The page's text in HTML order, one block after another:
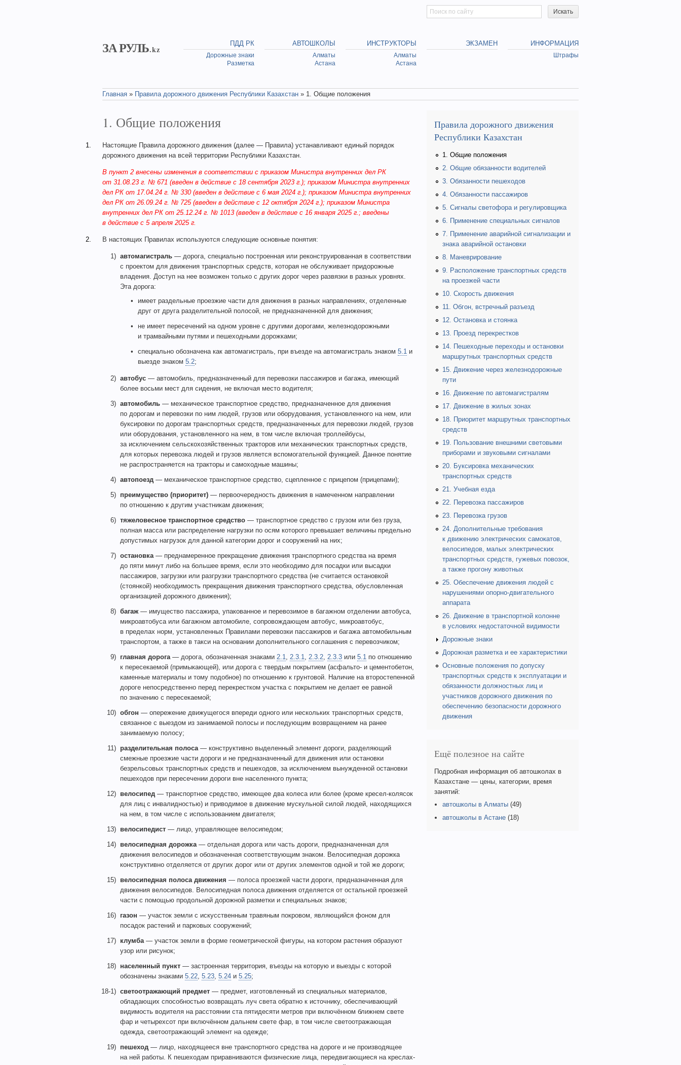
Search form
Искать
ЗА РУЛЬ.kz
ПДД РК
Дорожные знаки
Разметка
АВТОШКОЛЫ
Алматы
Астана
ИНСТРУКТОРЫ
Алматы
Астана
ЭКЗАМЕН ИНФОРМАЦИЯ
Штрафы
Главная » Правила дорожного движения Республики Казахстан » 1. Общие положения
1. Общие положения
1.
Настоящие Правила дорожного движения (далее — Правила) устанавливают единый порядок
дорожного движения на всей территории Республики Казахстан.
В пункт 2 внесены изменения в соответствии с приказом Министра внутренних дел РК
от 31.08.23 г. № 671 (введен в действие с 18 сентября 2023 г.); приказом Министра внутренних
дел РК от 17.04.24 г. № 330 (введен в действие с 6 мая 2024 г.); приказом Министра внутренних
дел РК от 26.09.24 г. № 725 (введен в действие с 12 октября 2024 г.); приказом Министра
внутренних дел РК от 25.12.24 г. № 1013 (введен в действие с 16 января 2025 г.; введены
в действие с 5 апреля 2025 г.
2. В настоящих Правилах используются следующие основные понятия:
1) автомагистраль — дорога, специально построенная или реконструированная в соответствии
с проектом для движения транспортных средств, которая не обслуживает придорожные
владения. Доступ на нее возможен только с других дорог через развязки в разных уровнях.
Эта дорога:
имеет раздельные проезжие части для движения в разных направлениях, отделенные
друг от друга разделительной полосой, не предназначенной для движения;
не имеет пересечений на одном уровне с другими дорогами, железнодорожными
и трамвайными путями и пешеходными дорожками;
специально обозначена как автомагистраль, при въезде на автомагистраль знаком 5.1 и
выезде знаком 5.2;
2) автобус — автомобиль, предназначенный для перевозки пассажиров и багажа, имеющий
более восьми мест для сидения, не включая место водителя;
3) автомобиль — механическое транспортное средство, предназначенное для движения
по дорогам и перевозки по ним людей, грузов или оборудования, установленного на нем, или
буксировки по дорогам транспортных средств, предназначенных для перевозки людей, грузов
или оборудования, установленного на нем, в том числе включая троллейбусы,
за исключением сельскохозяйственных тракторов или механических транспортных средств,
для которых перевозка людей и грузов является вспомогательной функцией. Данное понятие
не распространяется на тракторы и самоходные машины;
4) автопоезд — механическое транспортное средство, сцепленное с прицепом (прицепами);
5) преимущество (приоритет) — первоочередность движения в намеченном направлении
по отношению к другим участникам движения;
6) тяжеловесное транспортное средство — транспортное средство с грузом или без груза,
полная масса или распределение нагрузки по осям которого превышает величины предельно
допустимых нагрузок для данной категории дорог и сооружений на них;
7) остановка— преднамеренное прекращение движения транспортного средства на время
до пяти минут либо на большее время, если это необходимо для посадки или высадки
пассажиров, загрузки или разгрузки транспортного средства (не считается остановкой
(стоянкой) необходимость прекращения движения транспортного средства, обусловленная
организацией дорожного движения);
8) багаж — имущество пассажира, упакованное и перевозимое в багажном отделении автобуса,
микроавтобуса или багажном автомобиле, сопровождающем автобус, микроавтобус,
в пределах норм, установленных Правилами перевозки пассажиров и багажа автомобильным
транспортом, а также в такси на основании дополнительного соглашения с перевозчиком;
9) главная дорога— дорога, обозначенная знаками 2.1, 2.3.1, 2.3.2, 2.3.3 или 5.1 по отношению
к пересекаемой (примыкающей), или дорога с твердым покрытием (асфальто- и цементобетон,
каменные материалы и тому подобное) по отношению к грунтовой. Наличие на второстепенной
дороге непосредственно перед перекрестком участка с покрытием не делает ее равной
по значению с пересекаемой;
10) обгон — опережение движущегося впереди одного или нескольких транспортных средств,
связанное с выездом из занимаемой полосы и последующим возвращением на ранее
занимаемую полосу;
11) разделительная полоса— конструктивно выделенный элемент дороги, разделяющий
смежные проезжие части дороги и не предназначенный для движения или остановки
безрельсовых транспортных средств и пешеходов, за исключением вынужденной остановки
пешеходов при пересечении дороги вне населенного пункта;
12) велосипед — транспортное средство, имеющее два колеса или более (кроме кресел-колясок
для лиц с инвалидностью) и приводимое в движение мускульной силой людей, находящихся
на нем, в том числе с использованием двигателя;
13) велосипедист — лицо, управляющее велосипедом;
14) велосипедная дорожка— отдельная дорога или часть дороги, предназначенная для
движения велосипедов и обозначенная соответствующим знаком. Велосипедная дорожка
конструктивно отделяется от других дорог или от других элементов одной и той же дороги;
15) велосипедная полоса движения — полоса проезжей части дороги, предназначенная для
движения велосипедов. Велосипедная полоса движения отделяется от остальной проезжей
части с помощью продольной дорожной разметки и специальных знаков;
16) газон — участок земли с искусственным травяным покровом, являющийся фоном для
посадок растений и парковых сооружений;
17) клумба— участок земли в форме геометрической фигуры, на котором растения образуют
узор или рисунок;
18) населенный пункт — застроенная территория, въезды на которую и выезды с которой
обозначены знаками 5.22, 5.23, 5.24 и 5.25;
18-1) светоотражающий предмет — предмет, изготовленный из специальных материалов,
обладающих способностью возвращать луч света обратно к источнику, обеспечивающий
видимость водителя на расстоянии ста пятидесяти метров при включённом ближнем свете
фар и четырехсот при включённом дальнем свете фар, в том числе светоотражающая
одежда, светоотражающий элемент на одежде;
19) пешеход — лицо, находящееся вне транспортного средства на дороге и не производящее
на ней работы. К пешеходам приравниваются физические лица, передвигающиеся на креслах-
Правила дорожного движения
Республики Казахстан
1. Общие положения
2. Общие обязанности водителей
3. Обязанности пешеходов
4. Обязанности пассажиров
5. Сигналы светофора и регулировщика
6. Применение специальных сигналов
7. Применение аварийной сигнализации и
знака аварийной остановки
8. Маневрирование
9. Расположение транспортных средств
на проезжей части
10. Скорость движения
11. Обгон, встречный разъезд
12. Остановка и стоянка
13. Проезд перекрестков
14. Пешеходные переходы и остановки
маршрутных транспортных средств
15. Движение через железнодорожные
пути
16. Движение по автомагистралям
17. Движение в жилых зонах
18. Приоритет маршрутных транспортных
средств
19. Пользование внешними световыми
приборами и звуковыми сигналами
20. Буксировка механических
транспортных средств
21. Учебная езда
22. Перевозка пассажиров
23. Перевозка грузов
24. Дополнительные требования
к движению электрических самокатов,
велосипедов, малых электрических
транспортных средств, гужевых повозок,
а также прогону животных
25. Обеспечение движения людей с
нарушениями опорно-двигательного
аппарата
26. Движение в транспортной колонне
в условиях недостаточной видимости
Дорожные знаки
Дорожная разметка и ее характеристики
Основные положения по допуску
транспортных средств к эксплуатации и
обязанности должностных лиц и
участников дорожного движения по
обеспечению безопасности дорожного
движения
Ещё полезное на сайте
Подробная информация об автошколах в
Казахстане — цены, категории, время
занятий:
автошколы в Алматы (49)
автошколы в Астане (18)